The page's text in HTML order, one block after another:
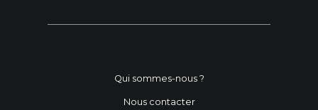
Qui sommes-nous ?
Nous contacter